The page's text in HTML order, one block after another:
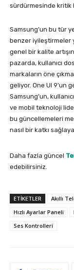
sürdürmesinde kritik
Samsung’un bu tür
benzer iyileştirmeler
genel bir kalite
pazarda, kullanıcı
markaların öne
geliyor. One UI 9’un
Samsung’un,
ve mobil teknoloji
bu güncellemeleri
nasıl bir katkı
Daha fazla güncel
edebilirsiniz.
ETIKETLER Akıllı
Hızlı Ayarlar Paneli
Ses Kontrolleri